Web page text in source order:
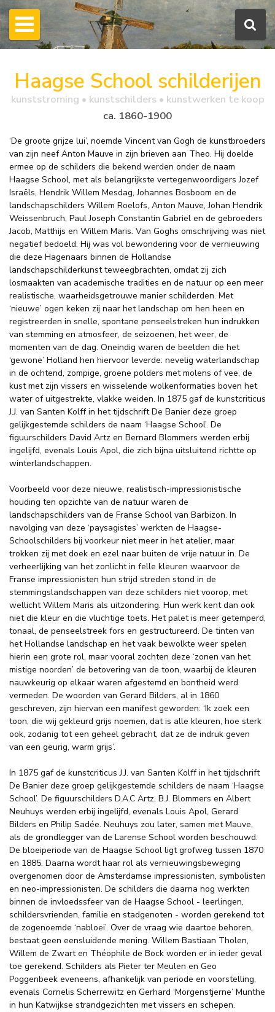
Haagse School schilderijen
kunststroming • kunstschilders • kunstwerken te koop
ca. 1860-1900
‘De groote grijze lui’, noemde Vincent van Gogh de kunstbroeders
van zijn neef Anton Mauve in zijn brieven aan Theo. Hij doelde
ermee op de schilders die bekend werden onder de naam
Haagse School, met als belangrijkste vertegenwoordigers Jozef
Israëls, Hendrik Willem Mesdag, Johannes Bosboom en de
landschapschilders Willem Roelofs, Anton Mauve, Johan Hendrik
Weissenbruch, Paul Joseph Constantin Gabriel en de gebroeders
Jacob, Matthijs en Willem Maris. Van Goghs omschrijving was niet
negatief bedoeld. Hij was vol bewondering voor de vernieuwing
die deze Hagenaars binnen de Hollandse
landschapschilderkunst teweegbrachten, omdat zij zich
losmaakten van academische tradities en de natuur op een meer
realistische, waarheidsgetrouwe manier schilderden. Met
‘nieuwe’ ogen keken zij naar het landschap om hen heen en
registreerden in snelle, spontane penseelstreken hun indrukken
van stemming en atmosfeer, de seizoenen, het weer, de
momenten van de dag. Oneindig waren de beelden die het
‘gewone’ Holland hen hiervoor leverde: nevelig waterlandschap
in de ochtend, zompige, groene polders met molens of vee, de
kust met zijn vissers en wisselende wolkenformaties boven het
water of uitgestrekte, vlakke weiden. In 1875 gaf de kunstcriticus
J.J. van Santen Kolff in het tijdschrift De Banier deze groep
gelijkgestemde schilders de naam ‘Haagse School’. De
figuurschilders David Artz en Bernard Blommers werden erbij
ingelijfd, evenals Louis Apol, die zich bijna uitsluitend richtte op
winterlandschappen.
Voorbeeld voor deze nieuwe, realistisch-impressionistische
houding ten opzichte van de natuur waren de
landschapschilders van de Franse School van Barbizon. In
navolging van deze ‘paysagistes’ werkten de Haagse-
Schoolschilders bij voorkeur niet meer in het atelier, maar
trokken zij met doek en ezel naar buiten de vrije natuur in. De
verheerlijking van het zonlicht in felle kleuren waarvoor de
Franse impressionisten hun strijd streden stond in de
stemmingslandschappen van deze schilders niet voorop, met
wellicht Willem Maris als uitzondering. Hun werk kent dan ook
niet die kleur en die vluchtige toets. Het palet is meer getemperd,
tonaal, de penseelstreek fors en gestructureerd. De tinten van
het Hollandse landschap en het vaak bewolkte weer spelen
hierin een grote rol, maar vooral zochten deze ‘zonen van het
mistige noorden’ de betovering van de toon, waarbij de kleuren
nauwkeurig op elkaar waren afgestemd en bontheid werd
vermeden. De woorden van Gerard Bilders, al in 1860
geschreven, zijn hiervan een manifest geworden: ‘Ik zoek een
toon, die wij gekleurd grijs noemen, dat is alle kleuren, hoe sterk
ook, zodanig tot een geheel gebracht, dat ze de indruk geven
van een geurig, warm grijs’.
In 1875 gaf de kunstcriticus J.J. van Santen Kolff in het tijdschrift
De Banier deze groep gelijkgestemde schilders de naam ‘Haagse
School’. De figuurschilders D.A.C Artz, B.J. Blommers en Albert
Neuhuys werden erbij ingelijfd, evenals Louis Apol, Gerard
Bilders en Philip Sadée. Neuhuys zou later, samen met Mauve,
als de grondlegger van de Larense School worden beschouwd.
De bloeiperiode van de Haagse School ligt grofweg tussen 1870
en 1885. Daarna wordt haar rol als vernieuwingsbeweging
overgenomen door de Amsterdamse impressionisten, symbolisten
en neo-impressionisten. De schilders die daarna nog werkten
binnen de invloedssfeer van de Haagse School - leerlingen,
schildersvrienden, familie en stadgenoten - worden gerekend tot
de zogenoemde ‘nabloei’. Over de vraag wie daartoe behoren,
bestaat geen eensluidende mening. Willem Bastiaan Tholen,
Willem de Zwart en Théophile de Bock worden er in ieder geval
toe gerekend. Schilders als Pieter ter Meulen en Geo
Poggenbeek eveneens, afhankelijk van periode en voorstelling,
evenals Cornelis Scherrewitz en Gerhard ‘Morgenstjerne’ Munthe
in hun Katwijkse strandgezichten met vissers en schepen.